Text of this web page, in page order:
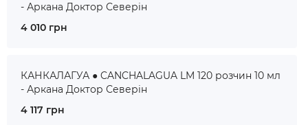
- Аркана Доктор Северін
4 010 грн
КАНКАЛАГУА ● CANCHALAGUA LM 120 розчин 10 мл
- Аркана Доктор Северін
4 117 грн